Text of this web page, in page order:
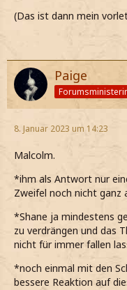
(Das ist dann mein
Paige
8. Januar 2023 um 14:23
Malcolm.
*ihm als Antwort nur
Zweifel noch nicht ganz
*Shane ja mindestens
zu verdrängen und das
nicht für immer fallen
*noch einmal mit den
bessere Reaktion auf